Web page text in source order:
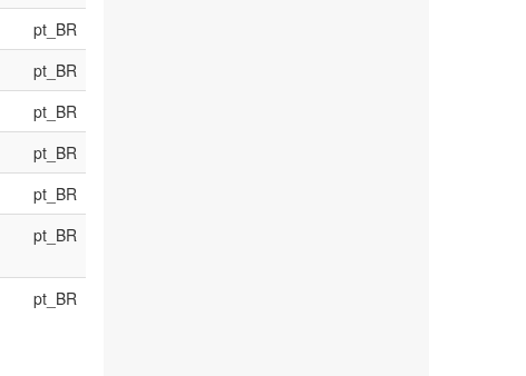
pt_BR
pt_BR
pt_BR
pt_BR
pt_BR
pt_BR
pt_BR